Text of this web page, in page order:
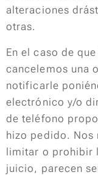
alteraciones
otras.
En el caso de
cancelemos una
notificarle
electrónico y/o
de teléfono
hizo pedido. Nos
limitar o prohibir
juicio, parecen